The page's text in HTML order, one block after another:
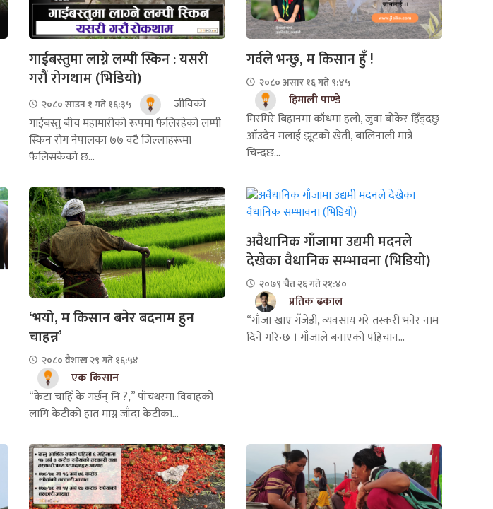
गाईबस्तुमा लाग्ने लम्पी स्किन : यसरी
गरौं रोगथाम (भिडियो)
२०८० साउन १ गते १६:३५
जीविको
गाईबस्तु बीच महामारीको रूपमा फैलिरहेको लम्पी
स्किन रोग नेपालका ७७ वटै जिल्लाहरूमा
फैलिसकेको छ...
गर्वले भन्छु, म किसान हुँ !
२०८० असार १६ गते ९:४५
हिमाली पाण्डे
मिरमिरे बिहानमा काँधमा हलो, जुवा बोकेर हिँड्दछु
आँउदैन मलाई झूटको खेती, बालिनाली मात्रै
चिन्दछ...
‘भयो, म किसान बनेर बदनाम हुन
चाहन्न’
२०८० वैशाख २९ गते १६:५४
एक किसान
“केटा चाहिँ के गर्छन् नि ?,” पाँचथरमा विवाहको
लागि केटीको हात माग्न जाँदा केटीका...
अवैधानिक गाँजामा उद्यमी मदनले
देखेका वैधानिक सम्भावना (भिडियो)
२०७९ चैत २६ गते २१:४०
प्रतिक ढकाल
“गाँजा खाए गँजेडी, व्यवसाय गरे तस्करी भनेर नाम
दिने गरिन्छ । गाँजाले बनाएको पहिचान...